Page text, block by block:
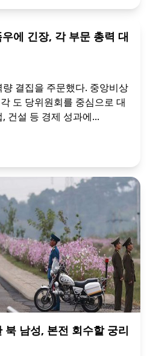
에 긴장, 각 부문 총력 대
결집을 주문했다. 중앙비상
도 당위원회를 중심으로 대
건설 등 경제 성과에...
남성, 본전 회수할 궁리